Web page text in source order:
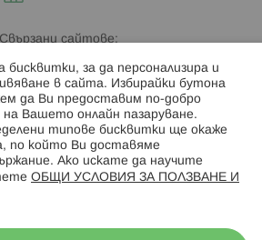
Свързани сайтове:
Hippoland.ro
Последвайте ни:
бисквитки, за да персонализира и
в сайта. Избирайки бутона
да Ви предоставим по-добро
на Вашето онлайн пазаруване.
типове бисквитки ще окаже
по който Ви доставяме
Ако искате да научите
ОБЩИ УСЛОВИЯ ЗА ПОЛЗВАНЕ И